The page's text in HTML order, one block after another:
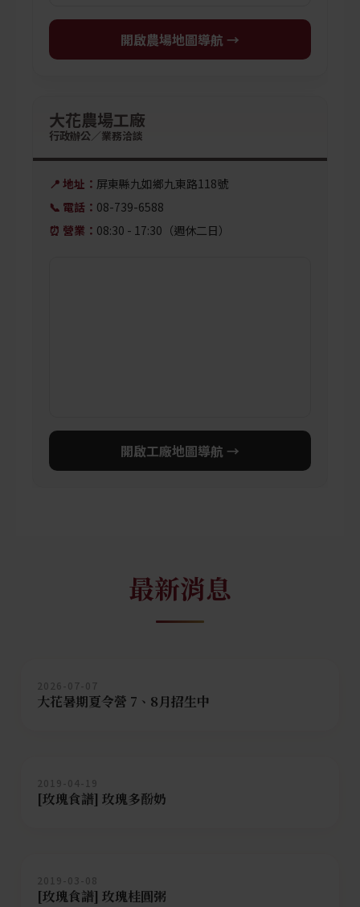
開啟農場地圖導航 →
大花農場工廠
行政辦公／業務洽談
📍 地址： 屏東縣九如鄉九東路118號
📞 電話： 08-739-6588
⏰ 營業： 08:30 - 17:30（週休二日）
開啟工廠地圖導航 →
最新消息
2026-07-07
大花暑期夏令營 7、8月招生中
2019-04-19
[玫瑰食譜] 玫瑰多酚奶
2019-03-08
[玫瑰食譜] 玫瑰桂圓粥